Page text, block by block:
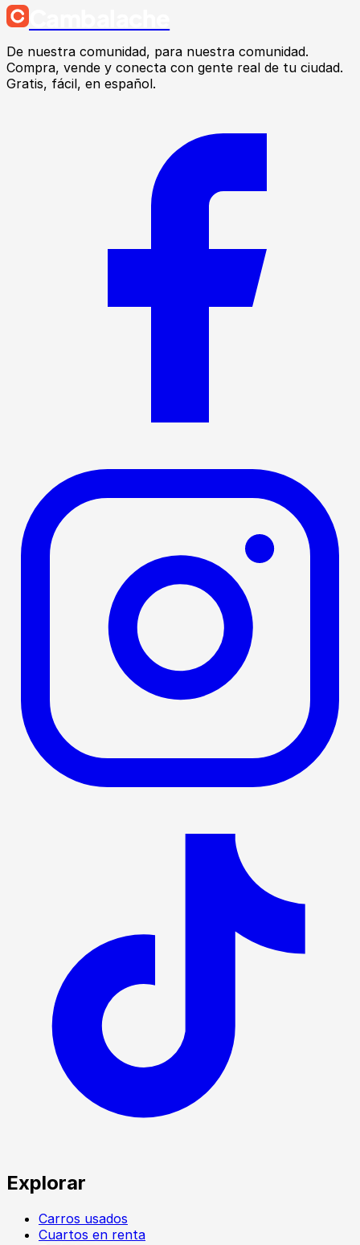
De nuestra comunidad, para nuestra comunidad.
Compra, vende y conecta con gente real de tu ciudad.
Gratis, fácil, en español.
Explorar
Carros usados
Cuartos en renta